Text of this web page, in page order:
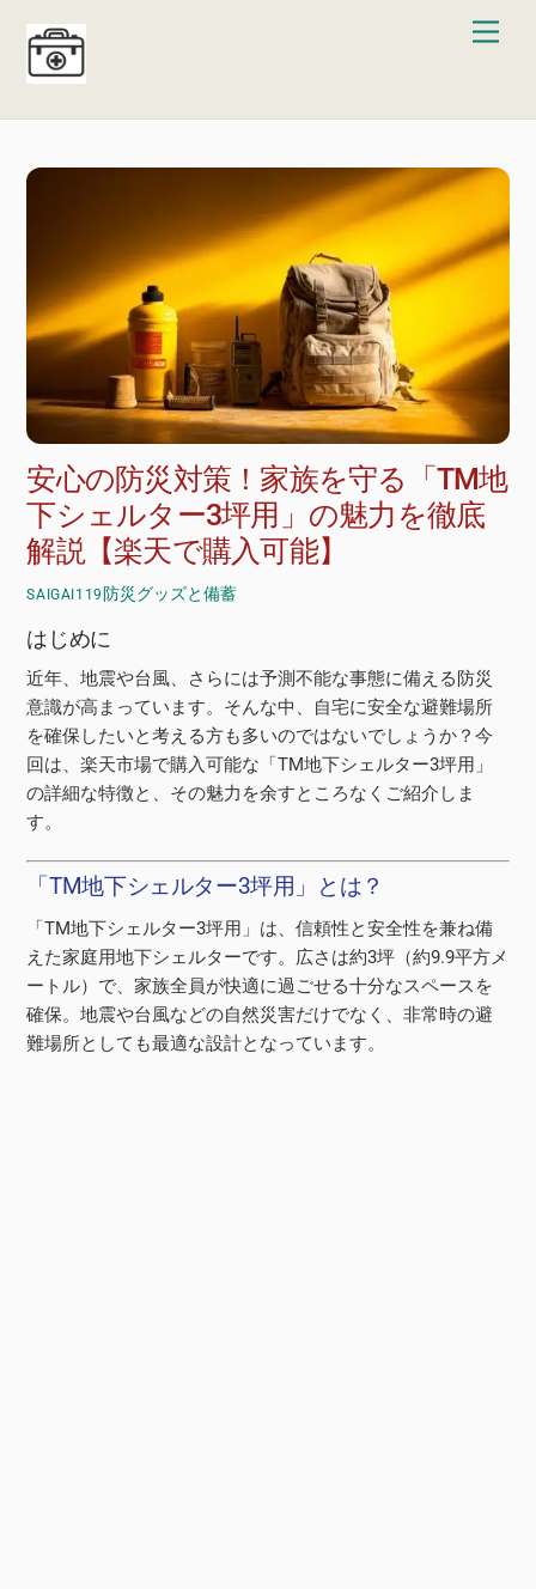
content
安心の防災対策！家族を守る「TM地
下シェルター3坪用」の魅力を徹底
解説【楽天で購入可能】
SAIGAI119 防災グッズと備蓄
はじめに
近年、地震や台風、さらには予測不能な事態に備える防災
意識が高まっています。そんな中、自宅に安全な避難場所
を確保したいと考える方も多いのではないでしょうか？今
回は、楽天市場で購入可能な「TM地下シェルター3坪用」
の詳細な特徴と、その魅力を余すところなくご紹介しま
す。
「TM地下シェルター3坪用」とは？
「TM地下シェルター3坪用」は、信頼性と安全性を兼ね備
えた家庭用地下シェルターです。広さは約3坪（約9.9平方メ
ートル）で、家族全員が快適に過ごせる十分なスペースを
確保。地震や台風などの自然災害だけでなく、非常時の避
難場所としても最適な設計となっています。